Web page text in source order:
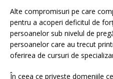
Alte compromisuri pe care
pentru a acoperi deficitul de
persoanelor sub nivelul de
persoanelor care au trecut
oferirea de cursuri de
În ceea ce privește domeniile